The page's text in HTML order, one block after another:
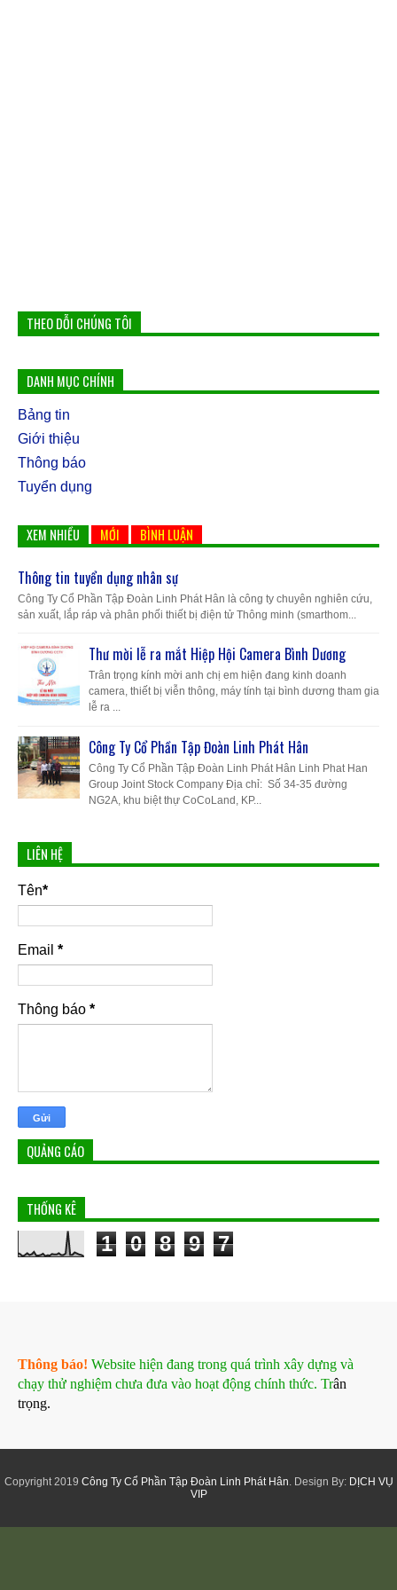
THEO DỖI CHÚNG TÔI
DANH MỤC CHÍNH
Bảng tin
Giới thiệu
Thông báo
Tuyển dụng
XEM NHIỀU MỚI BÌNH LUẬN
Thông tin tuyển dụng nhân sự
Công Ty Cổ Phần Tập Đoàn Linh Phát Hân là công ty chuyên nghiên cứu,
sản xuất, lắp ráp và phân phối thiết bị điện tử Thông minh (smarthom...
Thư mời lễ ra mắt Hiệp Hội Camera Bình Dương
Trân trọng kính mời anh chị em hiện đang kinh doanh
camera, thiết bị viễn thông, máy tính tại bình dương tham gia
lễ ra ...
Công Ty Cổ Phần Tập Đoàn Linh Phát Hân
Công Ty Cổ Phần Tập Đoàn Linh Phát Hân Linh Phat Han
Group Joint Stock Company Địa chỉ: Số 34-35 đường
NG2A, khu biệt thự CoCoLand, KP...
LIÊN HỆ
Tên*
Email *
Thông báo *
QUẢNG CÁO
THỐNG KÊ
1 0 8 9 7
Thông báo! Website hiện đang trong quá trình xây dựng và
chạy thử nghiệm chưa đưa vào hoạt động chính thức. Trân
trọng.
Copyright 2019 Công Ty Cổ Phần Tập Đoàn Linh Phát Hân. Design By: DỊCH VỤ
VIP